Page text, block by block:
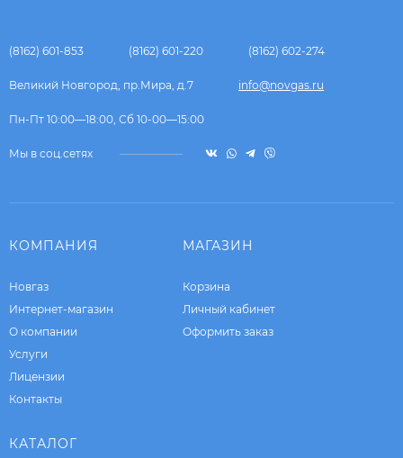
(8162) 601-853 (8162) 601-220 (8162) 602-274
Великий Новгород, пр.Мира, д.7 info@novgas.ru
Пн-Пт 10:00—18:00, Сб 10-00—15:00
Мы в соц.сетях
КОМПАНИЯ
Новгаз
Интернет-магазин
О компании
Услуги
Лицензии
Контакты
МАГАЗИН
Корзина
Личный кабинет
Оформить заказ
КАТАЛОГ